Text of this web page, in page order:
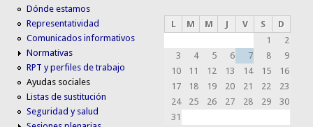
Dónde estamos
Representatividad
Comunicados informativos
Normativas
RPT y perfiles de trabajo
Ayudas sociales
Listas de sustitución
Seguridad y salud
L M M J V S
D
1
2
3
4 5 6 7 8
9
10
11 12 13 14 15
16
17
18 19 20 21 22
23
24
25 26 27 28 29
30
31